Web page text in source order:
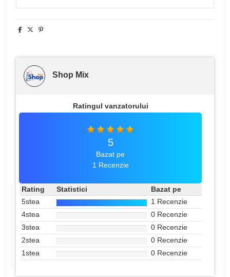
Shop Mix
Ratingul vanzatorului
5
Bazat pe
1 Recenzie
Rating Statistici
Bazat pe
5stea
1 Recenzie
4stea
0 Recenzie
3stea
0 Recenzie
2stea
0 Recenzie
1stea
0 Recenzie